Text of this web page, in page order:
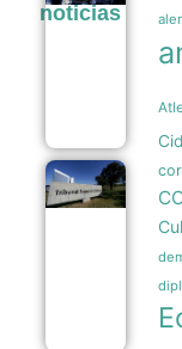
noticias
a
07/08
fake
2026
07/08